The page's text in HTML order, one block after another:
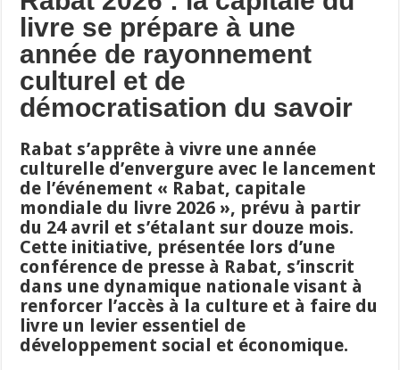
livre se prépare à une
année de rayonnement
culturel et de
démocratisation du savoir
Rabat s’apprête à vivre une année
culturelle d’envergure avec le lancement
de l’événement « Rabat, capitale
mondiale du livre 2026 », prévu à partir
du 24 avril et s’étalant sur douze mois.
Cette initiative, présentée lors d’une
conférence de presse à Rabat, s’inscrit
dans une dynamique nationale visant à
renforcer l’accès à la culture et à faire du
livre un levier essentiel de
développement social et économique.